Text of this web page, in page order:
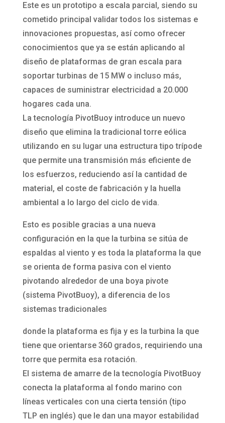
Este es un prototipo a escala parcial, siendo su
cometido principal validar todos los sistemas e
innovaciones propuestas, así como ofrecer
conocimientos que ya se están aplicando al
diseño de plataformas de gran escala para
soportar turbinas de 15 MW o incluso más,
capaces de suministrar electricidad a 20.000
hogares cada una.
La tecnología PivotBuoy introduce un nuevo
diseño que elimina la tradicional torre eólica
utilizando en su lugar una estructura tipo trípode
que permite una transmisión más eficiente de
los esfuerzos, reduciendo así la cantidad de
material, el coste de fabricación y la huella
ambiental a lo largo del ciclo de vida.
Esto es posible gracias a una nueva
configuración en la que la turbina se sitúa de
espaldas al viento y es toda la plataforma la que
se orienta de forma pasiva con el viento
pivotando alrededor de una boya pivote
(sistema PivotBuoy), a diferencia de los
sistemas tradicionales
donde la plataforma es fija y es la turbina la que
tiene que orientarse 360 grados, requiriendo una
torre que permita esa rotación.
El sistema de amarre de la tecnología PivotBuoy
conecta la plataforma al fondo marino con
líneas verticales con una cierta tensión (tipo
TLP en inglés) que le dan una mayor estabilidad